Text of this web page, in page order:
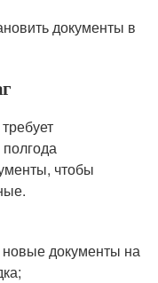
документы в
чтобы
новые документы на